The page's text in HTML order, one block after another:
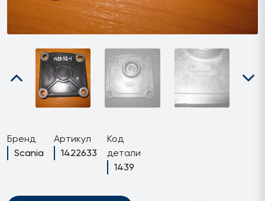
Бренд
Scania
Артикул
1422633
Код
детали
1439